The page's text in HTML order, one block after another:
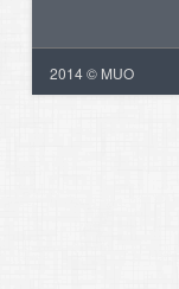
2014 © MUO